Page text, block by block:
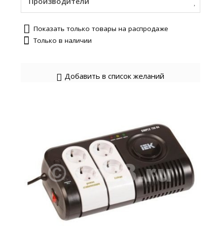
Показать только товары на распродаже
Только в наличии
Добавить в список желаний